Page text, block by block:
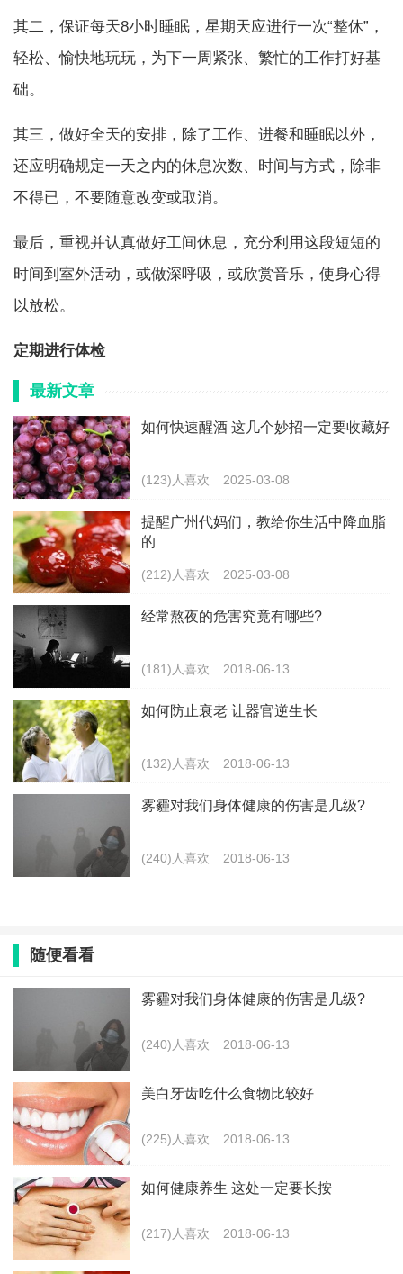
其二，保证每天8小时睡眠，星期天应进行一次“整休”，
轻松、愉快地玩玩，为下一周紧张、繁忙的工作打好基
础。
其三，做好全天的安排，除了工作、进餐和睡眠以外，
还应明确规定一天之内的休息次数、时间与方式，除非
不得已，不要随意改变或取消。
最后，重视并认真做好工间休息，充分利用这段短短的
时间到室外活动，或做深呼吸，或欣赏音乐，使身心得
以放松。
定期进行体检
最新文章
如何快速醒酒 这几个妙招一定要收藏好
(123)人喜欢 2025-03-08
提醒广州代妈们，教给你生活中降血脂
的
(212)人喜欢 2025-03-08
经常熬夜的危害究竟有哪些?
(181)人喜欢 2018-06-13
如何防止衰老 让器官逆生长
(132)人喜欢 2018-06-13
雾霾对我们身体健康的伤害是几级?
(240)人喜欢 2018-06-13
随便看看
雾霾对我们身体健康的伤害是几级?
(240)人喜欢 2018-06-13
美白牙齿吃什么食物比较好
(225)人喜欢 2018-06-13
如何健康养生 这处一定要长按
(217)人喜欢 2018-06-13